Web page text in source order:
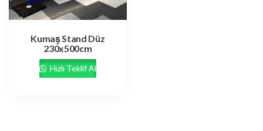
Kumaş Stand Düz
230x500cm
Hızlı Teklif Al